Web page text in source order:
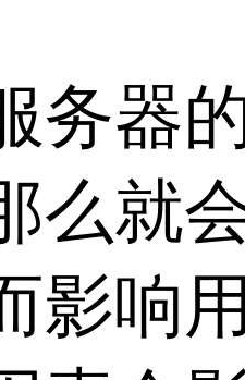
器的
么就
影响